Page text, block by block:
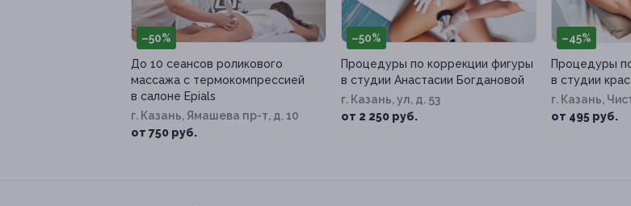
–50%
До 10 сеансов роликового
массажа с термокомпрессией
в салоне Epials
г. Казань, Ямашева пр-т, д. 10
от 750 руб.
–50%
Процедуры по коррекции фигуры
в студии Анастасии Богдановой
г. Казань, ул, д. 53
от 2 250 руб.
–45%
Процедуры
в студии
г. Казань,
61д
от 495 руб.